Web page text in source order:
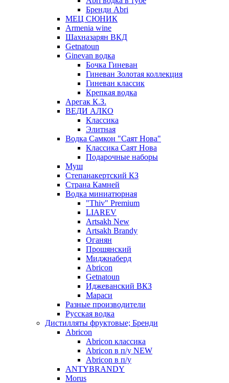
Бренди Abri
МЕЦ СЮНИК
Armenia wine
Шахназарян ВКД
Getnatoun
Ginevan водка
Бочка Гиневан
Гиневан Золотая коллекция
Гиневан классик
Крепкая водка
Арегак К.З.
ВЕДИ АЛКО
Классика
Элитная
Водка Самкон "Саят Нова"
Классика Саят Нова
Подарочные наборы
Муш
Степанакертский КЗ
Страна Камней
Водка миниатюрная
"Thiv" Premium
LIAREV
Artsakh New
Artsakh Brandy
Оганян
Прошянский
Миджнаберд
Abricon
Getnatoun
Иджеванский ВКЗ
Мараси
Разные производители
Русская водка
Дистилляты фруктовые; Бренди
Abricon
Abricon классика
Abricon в п/у NEW
Abricon в п/у
ANTYBRANDY
Morus